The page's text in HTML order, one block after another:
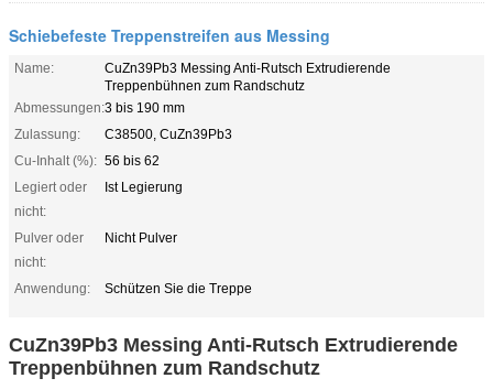
Schiebefeste Treppenstreifen aus Messing
Name:
CuZn39Pb3 Messing Anti-Rutsch Extrudierende
Treppenbühnen zum Randschutz
Abmessungen:3 bis 190 mm
Zulassung:
C38500, CuZn39Pb3
Cu-Inhalt (%): 56 bis 62
Legiert oder
nicht:
Ist Legierung
Pulver oder
nicht:
Nicht Pulver
Anwendung: Schützen Sie die Treppe
CuZn39Pb3 Messing Anti-Rutsch Extrudierende
Treppenbühnen zum Randschutz